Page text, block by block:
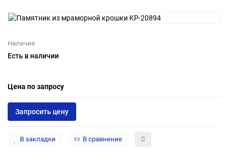
Наличие
Есть в наличии
Цена по запросу
Запросить цену
В закладки В сравнение